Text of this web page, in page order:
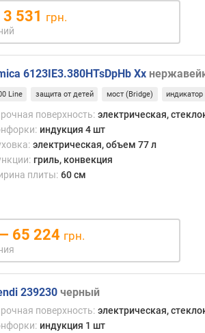
531 грн.
6123IE3.380HTsDpHb Xx
Line защита от детей мост (Bridge) индикатор
поверхность: электрическая,
индукция 4 шт
электрическая, объем 77 л
гриль, конвекция
плиты: 60 см
65 224 грн.
239230 черный
поверхность: электрическая,
индукция 1 шт